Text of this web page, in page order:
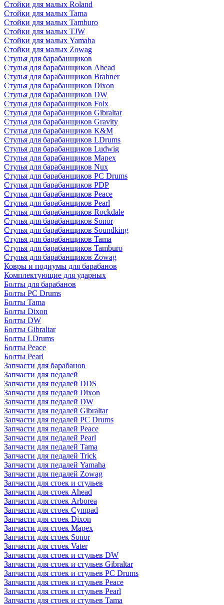
Стойки для малых Roland
Стойки для малых Tama
Стойки для малых Tamburo
Стойки для малых TJW
Стойки для малых Yamaha
Стойки для малых Zowag
Стулья для барабанщиков
Стулья для барабанщиков Ahead
Стулья для барабанщиков Brahner
Стулья для барабанщиков Dixon
Стулья для барабанщиков DW
Стулья для барабанщиков Foix
Стулья для барабанщиков Gibraltar
Стулья для барабанщиков Gravity
Стулья для барабанщиков K&M
Стулья для барабанщиков LDrums
Стулья для барабанщиков Ludwig
Стулья для барабанщиков Mapex
Стулья для барабанщиков Nux
Стулья для барабанщиков PC Drums
Стулья для барабанщиков PDP
Стулья для барабанщиков Peace
Стулья для барабанщиков Pearl
Стулья для барабанщиков Rockdale
Стулья для барабанщиков Sonor
Стулья для барабанщиков Soundking
Стулья для барабанщиков Tama
Стулья для барабанщиков Tamburo
Стулья для барабанщиков Zowag
Ковры и подиумы для барабанов
Комплектующие для ударных
Болты для барабанов
Болты PC Drums
Болты Tama
Болты Dixon
Болты DW
Болты Gibraltar
Болты LDrums
Болты Peace
Болты Pearl
Запчасти для барабанов
Запчасти для педалей
Запчасти для педалей DDS
Запчасти для педалей Dixon
Запчасти для педалей DW
Запчасти для педалей Gibraltar
Запчасти для педалей PC Drums
Запчасти для педалей Peace
Запчасти для педалей Pearl
Запчасти для педалей Tama
Запчасти для педалей Trick
Запчасти для педалей Yamaha
Запчасти для педалей Zowag
Запчасти для стоек и стульев
Запчасти для стоек Ahead
Запчасти для стоек Arborea
Запчасти для стоек Cympad
Запчасти для стоек Dixon
Запчасти для стоек Mapex
Запчасти для стоек Sonor
Запчасти для стоек Vater
Запчасти для стоек и стульев DW
Запчасти для стоек и стульев Gibraltar
Запчасти для стоек и стульев PC Drums
Запчасти для стоек и стульев Peace
Запчасти для стоек и стульев Pearl
Запчасти для стоек и стульев Tama